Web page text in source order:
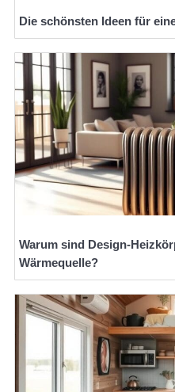
Die schönsten Ideen für
Warum sind Design-
Wärmequelle?